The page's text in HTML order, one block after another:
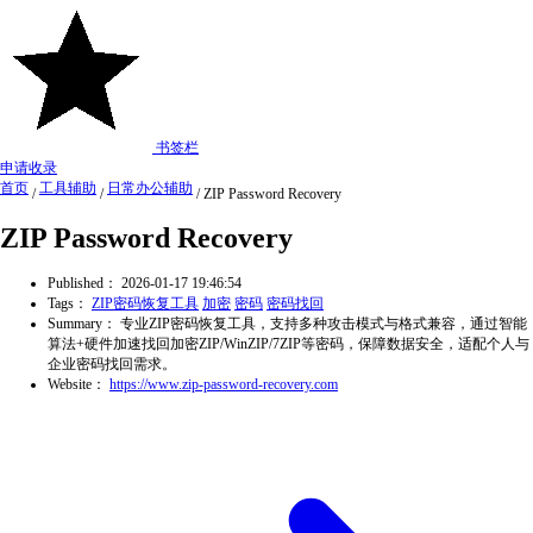
书签栏
申请收录
首页 / 工具辅助 / 日常办公辅助 / ZIP Password Recovery
ZIP Password Recovery
Published： 2026-01-17 19:46:54
Tags： ZIP密码恢复工具 加密 密码 密码找回
Summary： 专业ZIP密码恢复工具，支持多种攻击模式与格式兼容，通过智能
算法+硬件加速找回加密ZIP/WinZIP/7ZIP等密码，保障数据安全，适配个人与
企业密码找回需求。
Website： https://www.zip-password-recovery.com